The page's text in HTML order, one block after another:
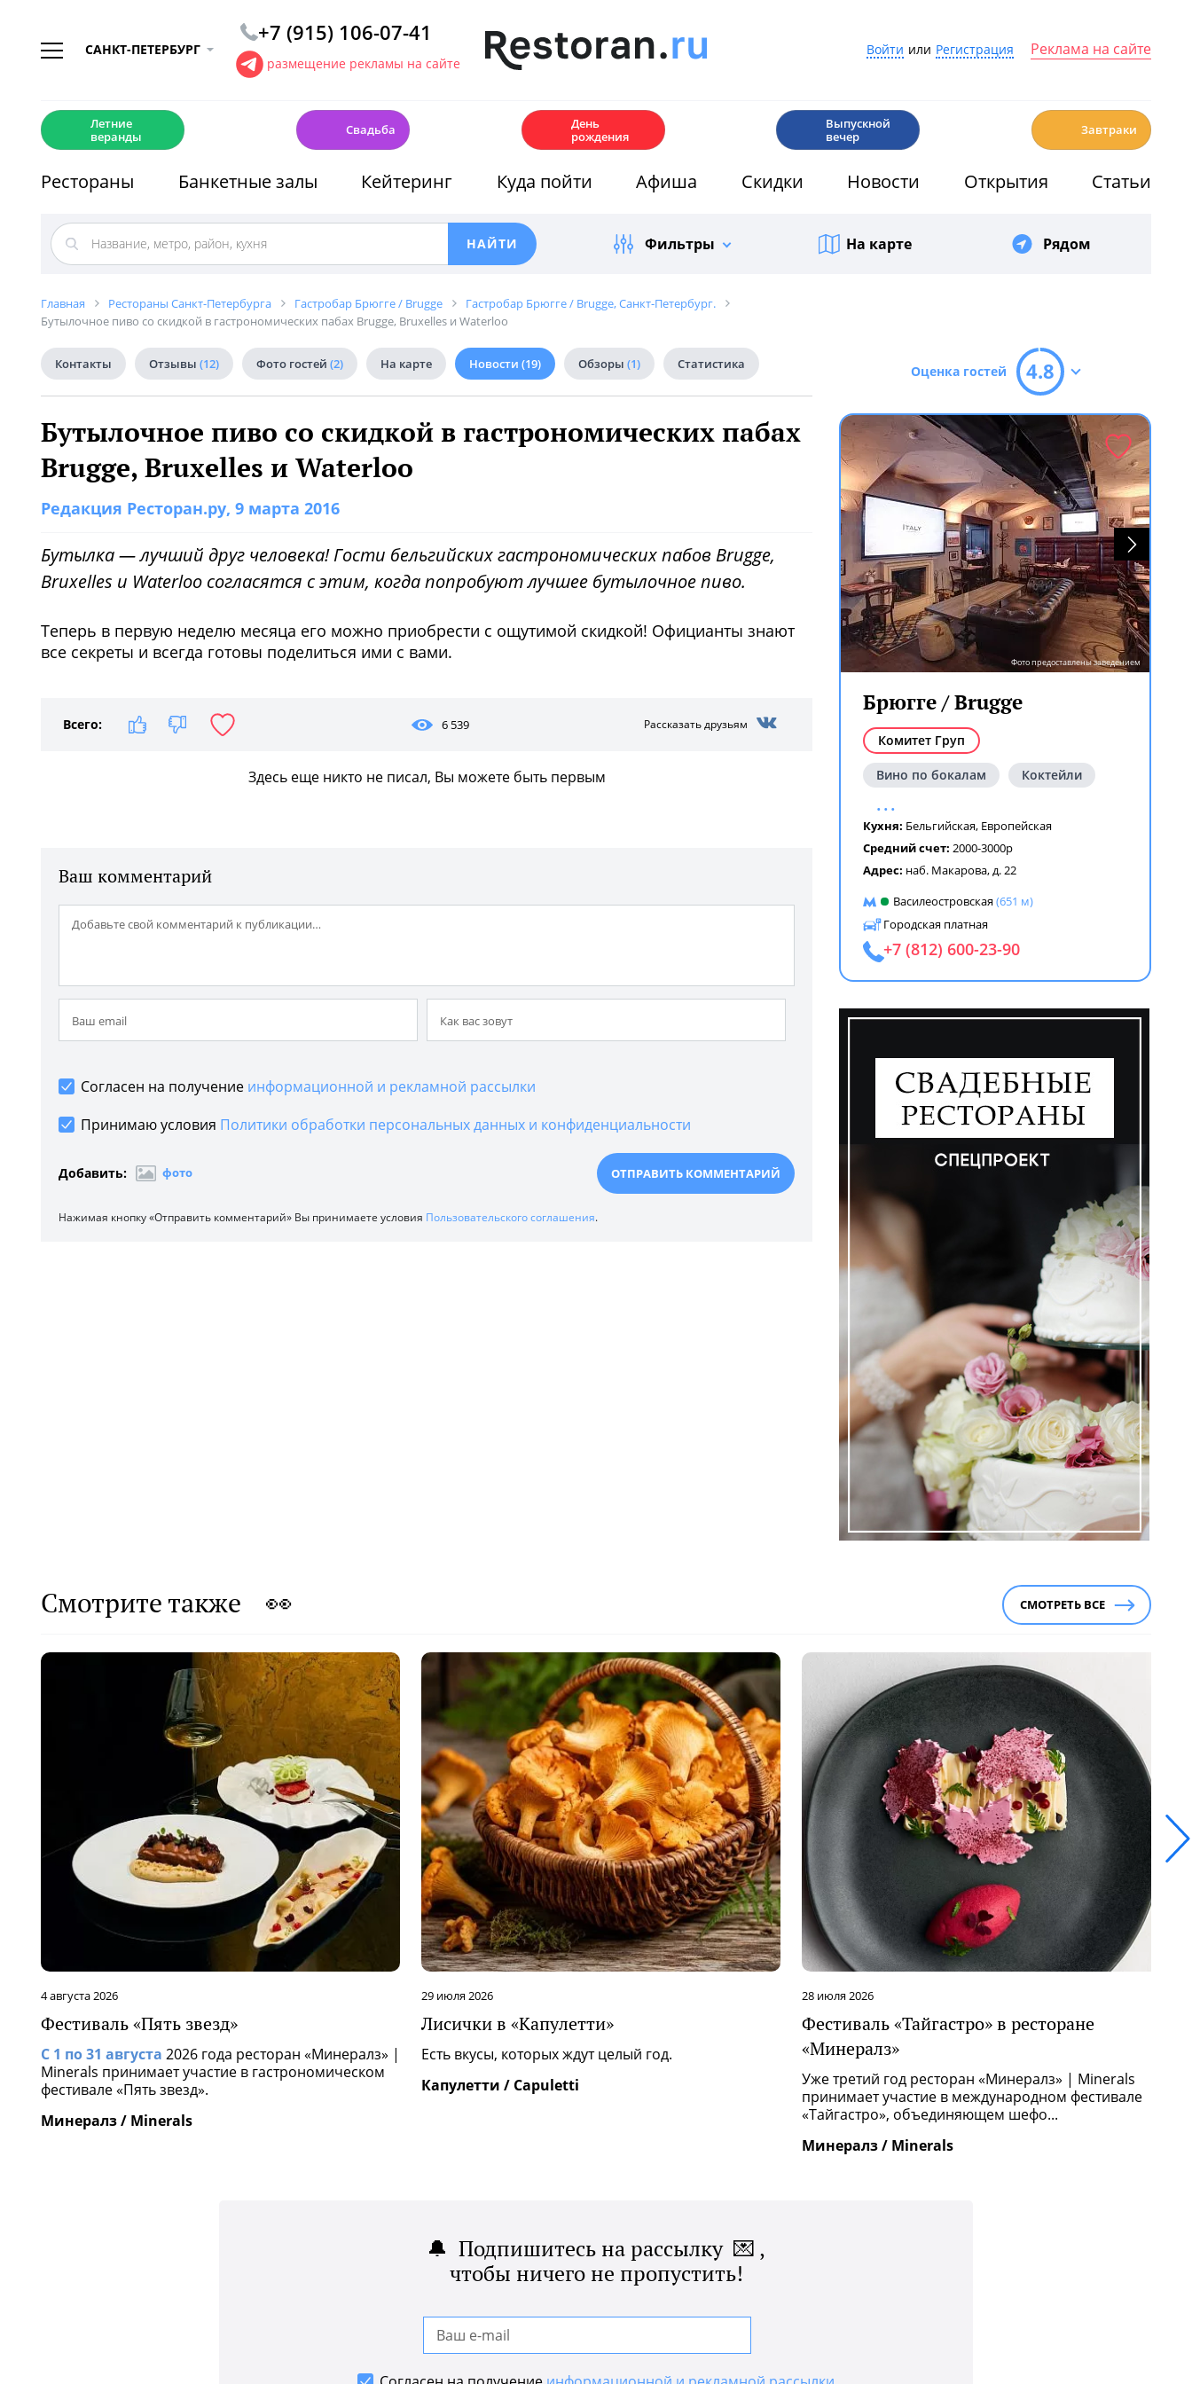
САНКТ-ПЕТЕРБУРГ
+7 (915) 106-07-41
размещение рекламы на сайте
Войти или Регистрация Реклама на сайте
Летние
веранды
Свадьба
День
рождения
Выпускной
вечер
Завтраки
Рестораны Банкетные залы Кейтеринг Куда пойти Афиша Скидки Новости Открытия Статьи
Фильтры На карте Рядом
Главная Рестораны Санкт-Петербурга Гастробар Брюгге / Brugge
Гастробар Брюгге / Brugge, Санкт-Петербург.
Бутылочное пиво со скидкой в гастрономических пабах Brugge, Bruxelles и Waterloo
Контакты Отзывы (12) Фото гостей (2) На карте Новости (19) Обзоры (1) Статистика
Бутылочное пиво со скидкой в гастрономических пабах
Brugge, Bruxelles и Waterloo
Редакция Ресторан.ру, 9 марта 2016
Бутылка — лучший друг человека! Гости бельгийских гастрономических пабов Brugge,
Bruxelles и Waterloo согласятся c этим, когда попробуют лучшее бутылочное пиво.
Теперь в первую неделю месяца его можно приобрести с ощутимой скидкой! Официанты знают
все секреты и всегда готовы поделиться ими с вами.
Всего: 6 539 Рассказать друзьям
Здесь еще никто не писал, Вы можете быть первым
Ваш комментарий
Согласен на получение информационной и рекламной рассылки
Принимаю условия Политики обработки персональных данных и конфиденциальности
Добавить: фото
Нажимая кнопку «Отправить комментарий» Вы принимаете условия Пользовательского соглашения.
Оценка гостей 4.8
Фото предоставлены заведением
Брюгге / Brugge
Комитет Груп
Вино по бокалам Коктейли
...
Кухня: Бельгийская, Европейская
Средний счет: 2000-3000р
Адрес: наб. Макарова, д. 22
Василеостровская(651 м)
Городская платная
+7 (812) 600-23-90
Смотрите также 👀 СМОТРЕТЬ ВСЕ
4 августа 2026
Фестиваль «Пять звезд»
С 1 по 31 августа 2026 года ресторан «Минералз» |
Minerals принимает участие в гастрономическом
фестивале «Пять звезд».
Минералз / Minerals
29 июля 2026
Лисички в «Капулетти»
Есть вкусы, которых ждут целый год.
Капулетти / Capuletti
28 июля 2026
Фестиваль «Тайгастро» в ресторане
«Минералз»
Уже третий год ресторан «Минералз» | Minerals
принимает участие в международном фестивале
«Тайгастро», объединяющем шефо...
Минералз / Minerals
🔔 Подпишитесь на рассылку 💌 ,
чтобы ничего не пропустить!